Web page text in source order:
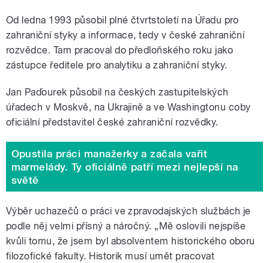
Od ledna 1993 působil plné čtvrtstoletí na Úřadu pro
zahraniční styky a informace, tedy v české zahraniční
rozvědce. Tam pracoval do předloňského roku jako
zástupce ředitele pro analytiku a zahraniční styky.
Jan Paďourek působil na českých zastupitelských
úřadech v Moskvě, na Ukrajině a ve Washingtonu coby
oficiální představitel české zahraniční rozvědky.
Opustila práci manažerky a začala vařit
marmelády. Ty oficiálně patří mezi nejlepší na
světě
Výběr uchazečů o práci ve zpravodajských službách je
podle něj velmi přísný a náročný. „Mě oslovili nejspíše
kvůli tomu, že jsem byl absolventem historického oboru
filozofické fakulty. Historik musí umět pracovat